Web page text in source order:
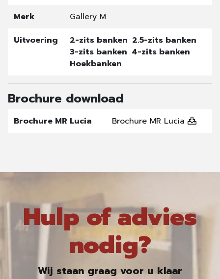
Merk
Gallery M
Uitvoering
2-zits banken 2.5-zits banken
3-zits banken 4-zits banken
Hoekbanken
Brochure download
Brochure MR Lucia Brochure MR Lucia
Hulp of advies
nodig?
Wij staan graag voor u klaar